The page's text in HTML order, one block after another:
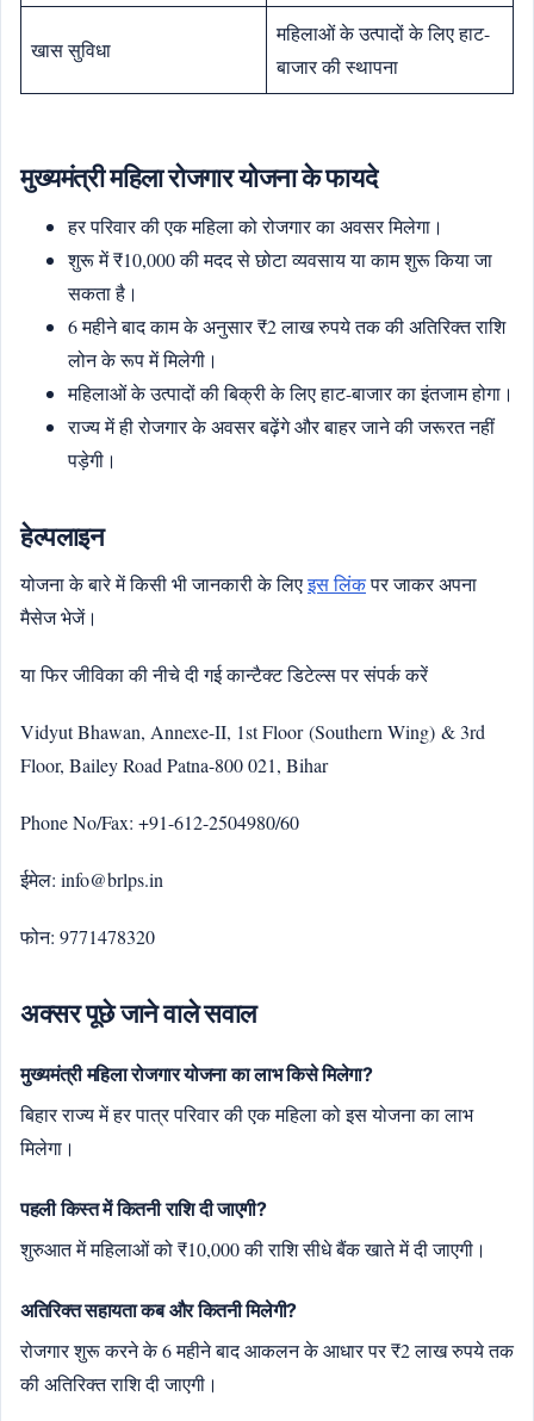
खास सुविधा
महिलाओं के उत्पादों के लिए हाट-
बाजार की स्थापना
मुख्यमंत्री महिला रोजगार योजना के फायदे
हर परिवार की एक महिला को रोजगार का अवसर मिलेगा।
शुरू में ₹10,000 की मदद से छोटा व्यवसाय या काम शुरू किया जा
सकता है।
6 महीने बाद काम के अनुसार ₹2 लाख रुपये तक की अतिरिक्त राशि
लोन के रूप में मिलेगी।
महिलाओं के उत्पादों की बिक्री के लिए हाट-बाजार का इंतजाम होगा।
राज्य में ही रोजगार के अवसर बढ़ेंगे और बाहर जाने की जरूरत नहीं
पड़ेगी।
हेल्पलाइन
योजना के बारे में किसी भी जानकारी के लिएइस लिंकपर जाकर अपना
मैसेज भेजें।
या फिर जीविका की नीचे दी गई कान्टैक्ट डिटेल्स पर संपर्क करें
Vidyut Bhawan, Annexe-II, 1st Floor (Southern Wing) & 3rd
Floor, Bailey Road Patna-800 021, Bihar
Phone No/Fax: +91-612-2504980/60
ईमेल: info@brlps.in
फोन: 9771478320
अक्सर पूछे जाने वाले सवाल
मुख्यमंत्री महिला रोजगार योजना का लाभ किसे मिलेगा?
बिहार राज्य में हर पात्र परिवार की एक महिला को इस योजना का लाभ
मिलेगा।
पहली किस्त में कितनी राशि दी जाएगी?
शुरुआत में महिलाओं को ₹10,000 की राशि सीधे बैंक खाते में दी जाएगी।
अतिरिक्त सहायता कब और कितनी मिलेगी?
रोजगार शुरू करने के 6 महीने बाद आकलन के आधार पर ₹2 लाख रुपये तक
की अतिरिक्त राशि दी जाएगी।